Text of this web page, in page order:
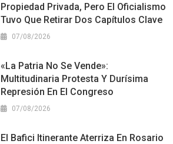
Propiedad Privada, Pero El Oficialismo
Tuvo Que Retirar Dos Capítulos Clave
07/08/2026
«La Patria No Se Vende»:
Multitudinaria Protesta Y Durísima
Represión En El Congreso
07/08/2026
El Bafici Itinerante Aterriza En Rosario